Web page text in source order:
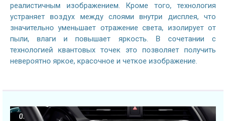
реалистичным изображением. Кроме того, технология
устраняет воздух между слоями внутри дисплея, что
значительно уменьшает отражение света, изолирует от
пыли, влаги и повышает яркость. В сочетании с
технологией квантовых точек это позволяет получить
невероятно яркое, красочное и четкое изображение.